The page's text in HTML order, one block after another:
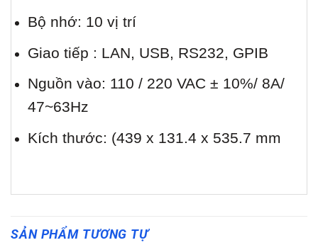
Bộ nhớ: 10 vị trí
Giao tiếp : LAN, USB, RS232, GPIB
Nguồn vào: 110 / 220 VAC ± 10%/ 8A/
47~63Hz
Kích thước: (439 x 131.4 x 535.7 mm
SẢN PHẨM TƯƠNG TỰ